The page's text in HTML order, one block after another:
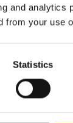
and analytics
from your use
Statistics